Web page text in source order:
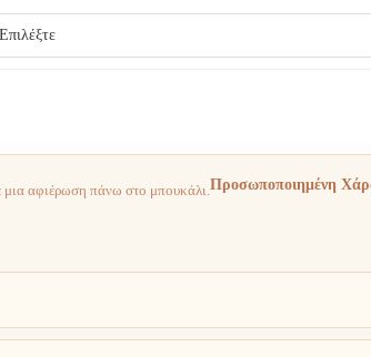
Προσωποποιημένη
μια αφιέρωση πάνω στο μπουκάλι.